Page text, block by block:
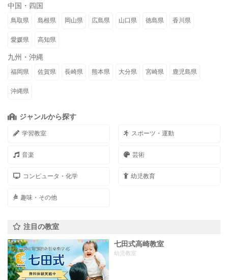
中国・四国
鳥取県 島根県 岡山県 広島県 山口県 徳島県 香川県
愛媛県 高知県
九州・沖縄
福岡県 佐賀県 長崎県 熊本県 大分県 宮崎県 鹿児島県
沖縄県
ジャンルから探す
学習教室 スポーツ・運動
音楽 芸術
コンピュータ・化学 幼児教育
趣味・その他
注目の教室
七田式高崎教室
幼児教室